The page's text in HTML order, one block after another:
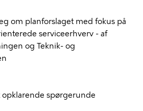
om planforslaget med fokus på
serviceerhverv - af
og Teknik- og
opklarende spørgerunde